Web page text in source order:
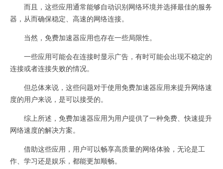
而且，这些应用通常能够自动识别网络环境并选择最佳的服务
器，从而确保稳定、高速的网络连接。
当然，免费加速器应用也存在一些局限性。
一些应用可能会在连接时显示广告，有时可能会出现不稳定的
连接或者连接失败的情况。
但总体来说，这些问题对于使用免费加速器应用来提升网络速
度的用户来说，是可以接受的。
综上所述，免费加速器应用为用户提供了一种免费、快速提升
网络速度的解决方案。
借助这些应用，用户可以畅享高质量的网络体验，无论是工
作、学习还是娱乐，都能更加顺畅。